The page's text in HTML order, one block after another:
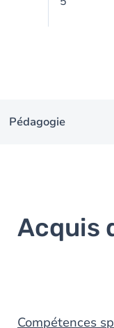
Pédagogie
Acquis
Compétences